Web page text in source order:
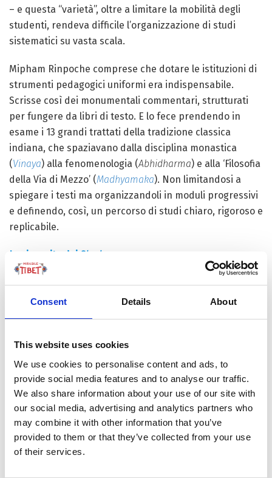
Consent Details About
This website uses cookies
We use cookies to personalise content and ads, to
provide social media features and to analyse our traffic.
We also share information about your use of our site with
our social media, advertising and analytics partners who
may combine it with other information that you’ve
provided to them or that they’ve collected from your use
of their services.
– e questa “varietà”, oltre a limitare la mobilità degli
studenti, rendeva difficile l’organizzazione di studi
sistematici su vasta scala.
Mipham Rinpoche comprese che dotare le istituzioni di
strumenti pedagogici uniformi era indispensabile.
Scrisse così dei monumentali commentari, strutturati
per fungere da libri di testo. E lo fece prendendo in
esame i 13 grandi trattati della tradizione classica
indiana, che spaziavano dalla disciplina monastica
(Vinaya) alla fenomenologia (Abhidharma) e alla ‘Filosofia
della Via di Mezzo’ (Madhyamaka). Non limitandosi a
spiegare i testi ma organizzandoli in moduli progressivi
e definendo, così, un percorso di studi chiaro, rigoroso e
replicabile.
La rinascita dei Shedra
Grazie all’adozione dei manuali di Mipham, le università
monastiche (
) conobbero una nuova fioritura, e
riorganizzarono le proprie classi.
Una transizione che produsse 3 importanti mutamenti:
La democratizzazione dello studio – grazie a testi di
riferimento chiari, che ridussero seriamente il nepotismo
legato ai lignaggi familiari e permisero anche ai giovani
monaci provenienti da famiglie meno abbienti o da regioni
remote di accedere a un’istruzione di alto livello.